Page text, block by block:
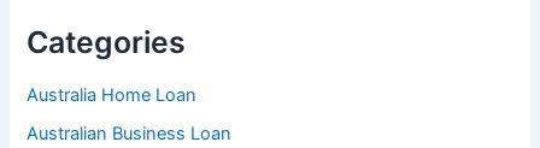
Categories
Australia Home Loan
Australian Business Loan